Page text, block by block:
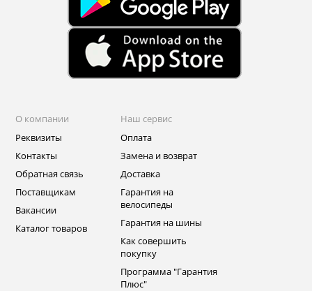
О компании
Реквизиты
Контакты
Обратная связь
Поставщикам
Вакансии
Каталог товаров
Наш сервис
Оплата
Замена и возврат
Доставка
Гарантия на
велосипеды
Гарантия на шины
Как совершить
покупку
Программа "Гарантия
Плюс"